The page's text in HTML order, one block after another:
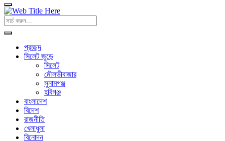
প্রচ্ছদ
সিলেট জুড়ে
সিলেট
মৌলভীবাজার
সুনামগঞ্জ
হবিগঞ্জ
বাংলাদেশ
বিদেশ
রাজনীতি
খেলাধুলা
বিনোদন